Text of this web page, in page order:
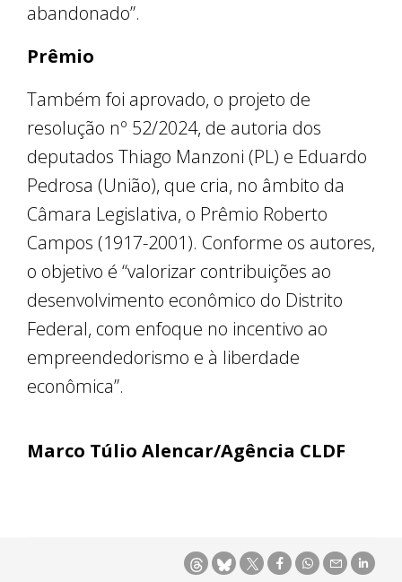
abandonado”.
Prêmio
Também foi aprovado, o projeto de
resolução nº 52/2024, de autoria dos
deputados Thiago Manzoni (PL) e Eduardo
Pedrosa (União), que cria, no âmbito da
Câmara Legislativa, o Prêmio Roberto
Campos (1917-2001). Conforme os autores,
o objetivo é “valorizar contribuições ao
desenvolvimento econômico do Distrito
Federal, com enfoque no incentivo ao
empreendedorismo e à liberdade
econômica”.
Marco Túlio Alencar/Agência CLDF